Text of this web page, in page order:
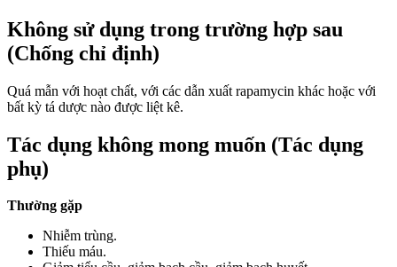
Không sử dụng trong trường hợp sau
(Chống chỉ định)
Quá mẫn với hoạt chất, với các dẫn xuất rapamycin khác hoặc với
bất kỳ tá dược nào được liệt kê.
Tác dụng không mong muốn (Tác dụng
phụ)
Thường gặp
Nhiễm trùng.
Thiếu máu.